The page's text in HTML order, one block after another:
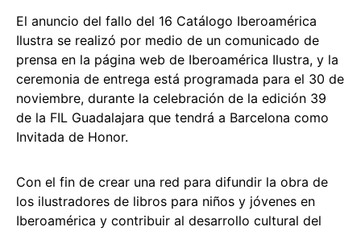
El anuncio del fallo del 16 Catálogo Iberoamérica
Ilustra se realizó por medio de un comunicado de
prensa en la página web de Iberoamérica Ilustra, y la
ceremonia de entrega está programada para el 30 de
noviembre, durante la celebración de la edición 39
de la FIL Guadalajara que tendrá a Barcelona como
Invitada de Honor.
Con el fin de crear una red para difundir la obra de
los ilustradores de libros para niños y jóvenes en
Iberoamérica y contribuir al desarrollo cultural del